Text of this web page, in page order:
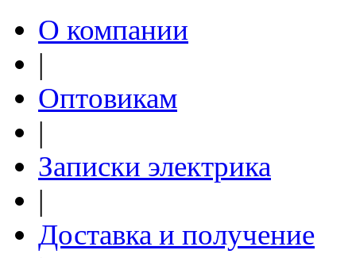
О компании
|
Оптовикам
|
Записки электрика
|
Доставка и получение